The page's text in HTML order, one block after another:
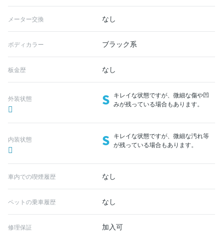
メーター交換 なし
ボディカラー ブラック系
板金歴 なし
外装状態 S キレイな状態ですが、微細な傷や凹
みが残っている場合もあります。
内装状態 S キレイな状態ですが、微細な汚れ等
が残っている場合もあります。
車内での喫煙履歴 なし
ペットの乗車履歴 なし
修理保証 加入可